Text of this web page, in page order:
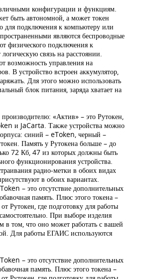
конфигурации и функциям.
быть автономной, а может токен
для подключения к компьютеру или
являются беспроводные
физического подключения к
связь на расстоянии.
возможность управления на
В устройство встроен аккумулятор,
Для этого можно использовать
блок питания, заряда хватает на
«Актив» – это Рутокен,
и JaCarta. Также устройства можно
синий – eToken, черный –
Память у Рутокена больше – до
72 Кб, 47 из которых должны быть
функционирования устройства.
радио-метки в обоих видах
в обоих вариантах.
– это отсутствие дополнительных
память. Плюс этого токена –
Рутокен, где подготовку для работы
При выборе изделия
в том, что оно может работать с вашей
Для работы ЕГАИС используются
– это отсутствие дополнительных
память. Плюс этого токена –